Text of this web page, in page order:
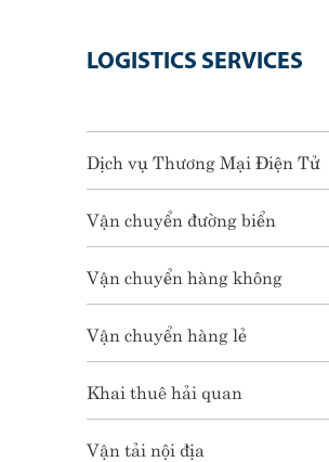
LOGISTICS SERVICES
Dịch vụ Thương Mại Điện Tử
Vận chuyển đường biển
Vận chuyển hàng không
Vận chuyển hàng lẻ
Khai thuê hải quan
Vận tải nội địa